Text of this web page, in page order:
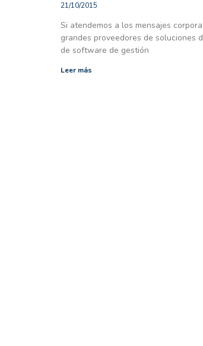
21/10/2015
Si atendemos a los mensajes
grandes proveedores de soluciones
de software de gestión
Leer más